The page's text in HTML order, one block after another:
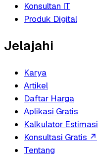
Konsultan IT
Produk Digital
Jelajahi
Karya
Artikel
Daftar Harga
Aplikasi Gratis
Kalkulator Estimasi
Konsultasi Gratis ↗
Tentang